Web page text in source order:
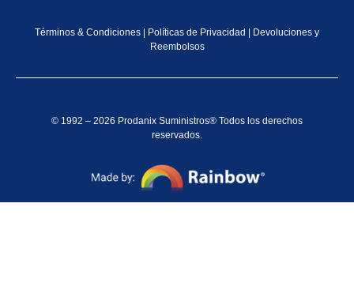
Términos & Condiciones Políticas de Privacidad
Devoluciones y
Reembolsos
© 1992 – 2026 Prodanix Suministros® Todos los derechos
reservados.